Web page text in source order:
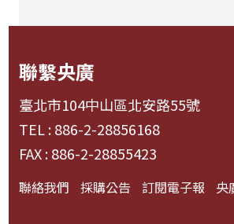
聯繫央廣
臺北市104中山區北安路55號
TEL : 886-2-28856168
FAX : 886-2-28855423
聯絡我們 採購公告 訂閱電子報 央